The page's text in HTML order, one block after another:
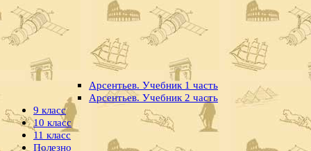
Арсентьев. Учебник 1 часть
Арсентьев. Учебник 2 часть
9 класс
10 класс
11 класс
Полезно